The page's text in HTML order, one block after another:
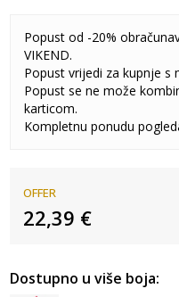
Popust od -20%
VIKEND.
Popust vrijedi za kupnje s
Popust se ne može
karticom.
Kompletnu ponudu
OFFER
22,39 €
Dostupno u više boja: